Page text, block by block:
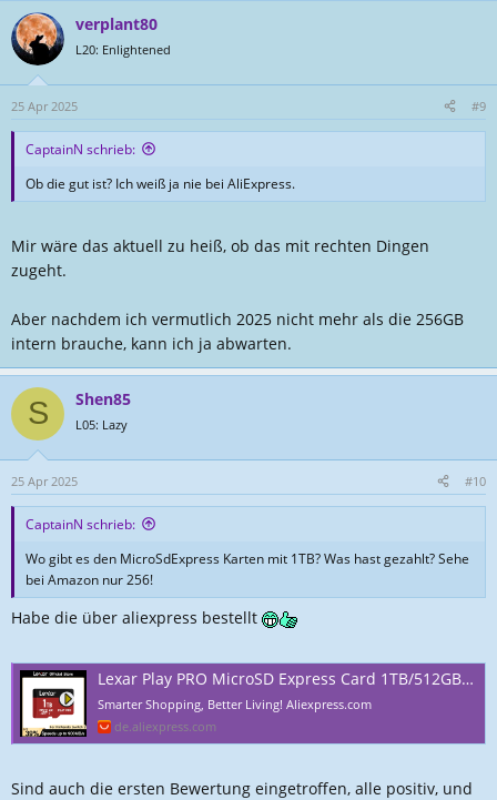
k
t
i
o
n
verplant80
L20: Enlightened
25 Apr 2025 #9
CaptainN schrieb:
Ob die gut ist? Ich weiß ja nie bei AliExpress.
Mir wäre das aktuell zu heiß, ob das mit rechten Dingen
zugeht.
Aber nachdem ich vermutlich 2025 nicht mehr als die 256GB
intern brauche, kann ich ja abwarten.
S Shen85
L05: Lazy
25 Apr 2025 #10
CaptainN schrieb:
Wo gibt es den MicroSdExpress Karten mit 1TB? Was hast gezahlt? Sehe
bei Amazon nur 256!
Habe die über aliexpress bestellt
Lexar Play PRO MicroSD Express Card 1TB/512GB/256GB,4K Video,Memory Cards for Game Consoles Up To 900MB/s for Nintendo Switch 2 - AliExpress 7
Smarter Shopping, Better Living! Aliexpress.com
de.aliexpress.com
Sind auch die ersten Bewertung eingetroffen, alle positiv, und